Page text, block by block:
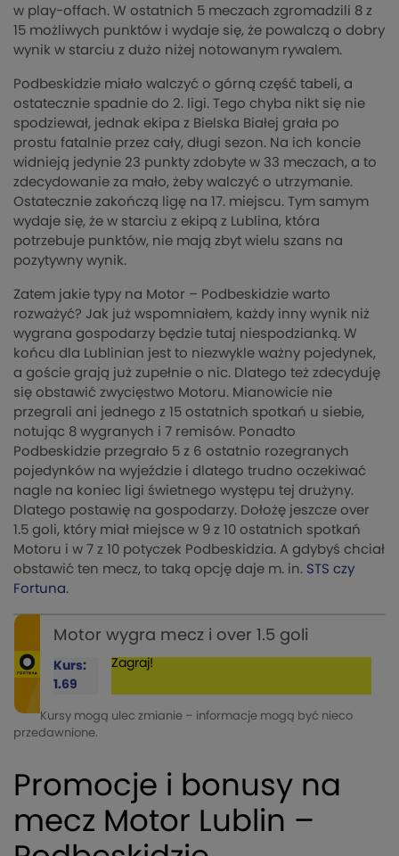
w play-offach. W ostatnich 5 meczach zgromadzili 8 z
15 możliwych punktów i wydaje się, że powalczą o dobry
wynik w starciu z dużo niżej notowanym rywalem.
Podbeskidzie miało walczyć o górną część tabeli, a
ostatecznie spadnie do 2. ligi. Tego chyba nikt się nie
spodziewał, jednak ekipa z Bielska Białej grała po
prostu fatalnie przez cały, długi sezon. Na ich koncie
widnieją jedynie 23 punkty zdobyte w 33 meczach, a to
zdecydowanie za mało, żeby walczyć o utrzymanie.
Ostatecznie zakończą ligę na 17. miejscu. Tym samym
wydaje się, że w starciu z ekipą z Lublina, która
potrzebuje punktów, nie mają zbyt wielu szans na
pozytywny wynik.
Zatem jakie typy na Motor – Podbeskidzie warto
rozważyć? Jak już wspomniałem, każdy inny wynik niż
wygrana gospodarzy będzie tutaj niespodzianką. W
końcu dla Lublinian jest to niezwykle ważny pojedynek,
a goście grają już zupełnie o nic. Dlatego też zdecyduję
się obstawić zwycięstwo Motoru. Mianowicie nie
przegrali ani jednego z 15 ostatnich spotkań u siebie,
notując 8 wygranych i 7 remisów. Ponadto
Podbeskidzie przegrało 5 z 6 ostatnio rozegranych
pojedynków na wyjeździe i dlatego trudno oczekiwać
nagle na koniec ligi świetnego występu tej drużyny.
Dlatego postawię na gospodarzy. Dołożę jeszcze over
1.5 goli, który miał miejsce w 9 z 10 ostatnich spotkań
Motoru i w 7 z 10 potyczek Podbeskidzia. A gdybyś chciał
obstawić ten mecz, to taką opcję daje m. in. STS czy
Fortuna.
Motor wygra mecz i over 1.5 goli
Kurs:
1.69
Zagraj!
Kursy mogą ulec zmianie – informacje mogą być nieco
przedawnione.
Promocje i bonusy na
mecz Motor Lublin –